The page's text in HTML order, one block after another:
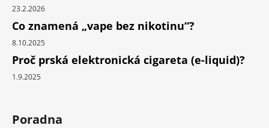
23.2.2026
Co znamená „vape bez nikotinu“?
8.10.2025
Proč prská elektronická cigareta (e-liquid)?
1.9.2025
Poradna